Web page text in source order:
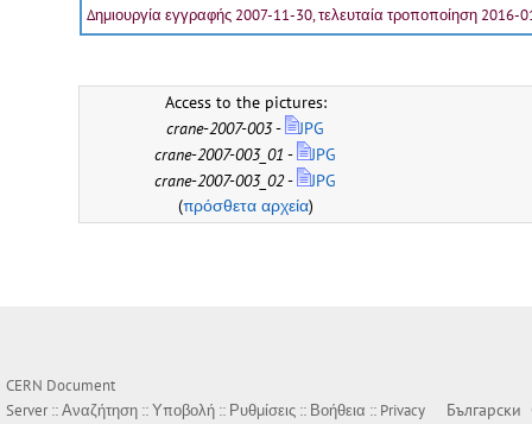
Δημιουργία εγγραφής 2007-11-30, τελευταία τροποποίηση 2016-
Access to the pictures:
crane-2007-003-
JPG
crane-2007-003_01 -
JPG
crane-2007-003_02-
JPG
(πρόσθετα αρχεία)
CERN Document
Server ::Αναζήτηση ::Υποβολή :: Ρυθμίσεις :: Βοήθεια :: Privacy Български